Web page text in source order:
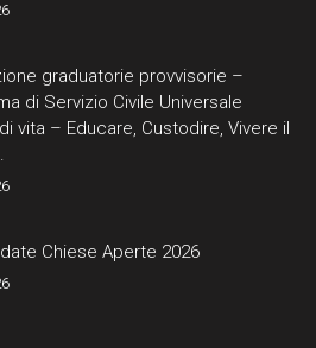
graduatorie provvisorie –
di Servizio Civile Universale
vita – Educare, Custodire, Vivere il
Chiese Aperte 2026